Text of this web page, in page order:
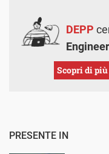
DEPP
Engineer
Scopri di
PRESENTE IN